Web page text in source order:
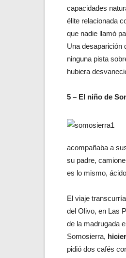
capacidades
élite relacionada
que nadie llamó
Una desaparición
ninguna pista
hubiera
5 – El niño de
acompañaba a
su padre,
es lo mismo,
El viaje
del Olivo, en Las
de la madrugada
Somosierra,
pidió dos cafés